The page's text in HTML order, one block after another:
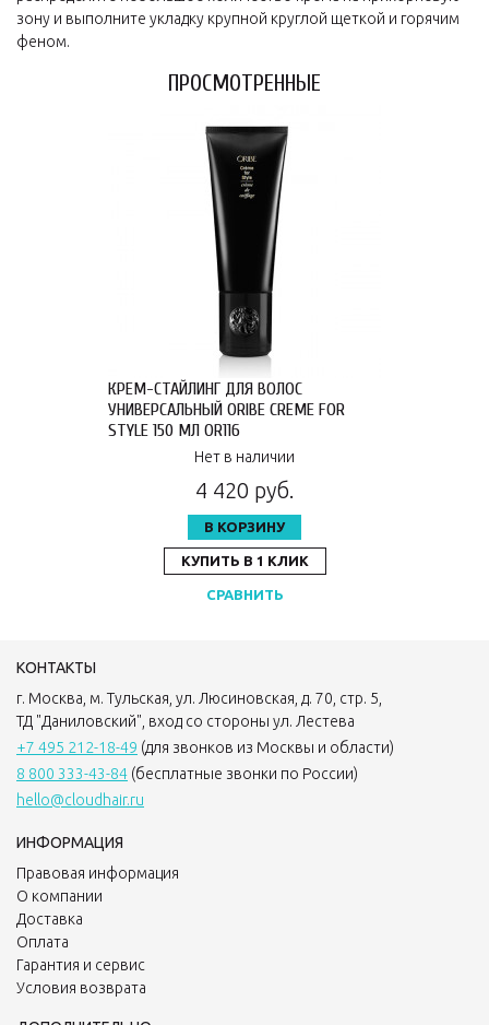
зону и выполните укладку крупной круглой щеткой и горячим
феном.
ПРОСМОТРЕННЫЕ
КРЕМ-СТАЙЛИНГ ДЛЯ ВОЛОС
УНИВЕРСАЛЬНЫЙ ORIBE CREME FOR
STYLE 150 МЛ OR116
Нет в наличии
4 420 руб.
В КОРЗИНУ
КУПИТЬ В 1 КЛИК
СРАВНИТЬ
КОНТАКТЫ
г. Москва, м. Тульская, ул. Люсиновская, д. 70, стр. 5,
ТД "Даниловский", вход со стороны ул. Лестева
+7 495 212-18-49 (для звонков из Москвы и области)
8 800 333-43-84 (бесплатные звонки по России)
hello@cloudhair.ru
ИНФОРМАЦИЯ
Правовая информация
О компании
Доставка
Оплата
Гарантия и сервис
Условия возврата